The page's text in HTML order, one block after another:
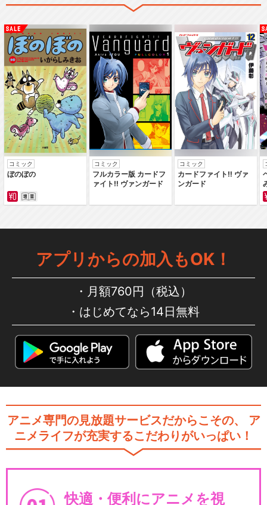
閉じる
コミック
ぼのぼの
コミック
フルカラー版 カードフ
ァイト‼ ヴァンガード
コミック
カードファイト‼ ヴァ
ンガード
アプリからの加入もOK！
月額760円（税込）
はじめてなら14日無料
アニメ専門の見放題サービスだからこその、
ア
ニメライフが充実するこだわりがいっぱい！
快適・便利にアニメを視